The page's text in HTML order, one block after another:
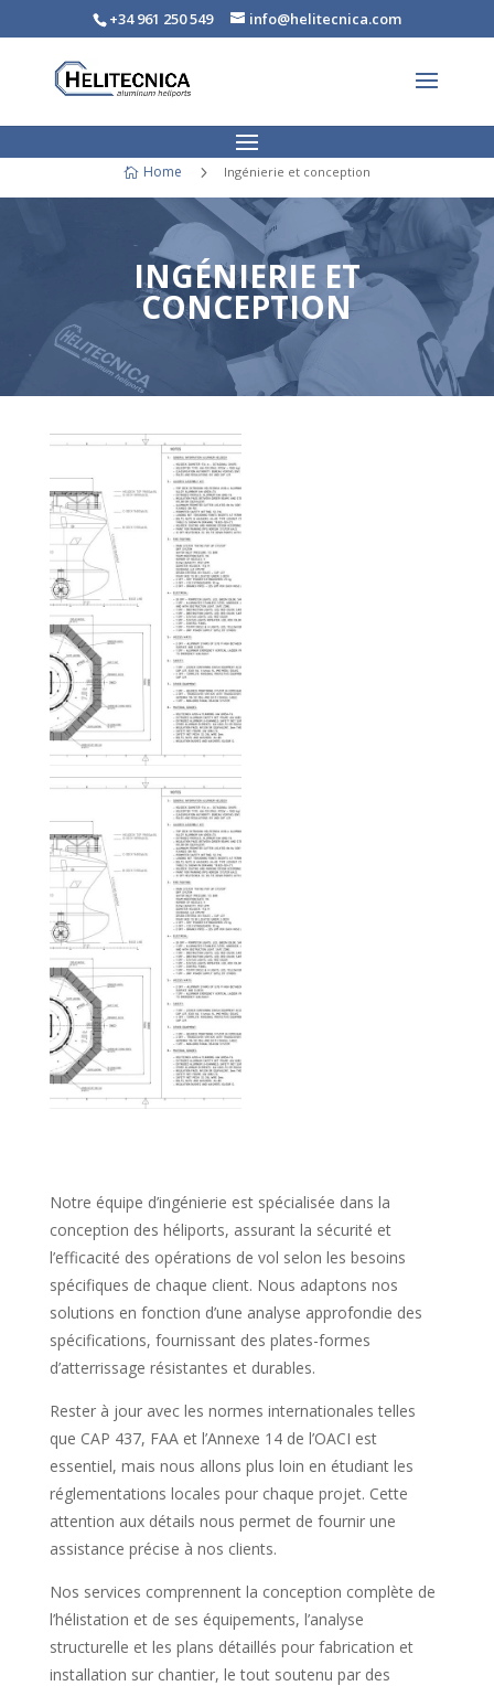
+34 961 250 549 info@helitecnica.com
 Home 5 Ingénierie et conception
INGÉNIERIE ET
CONCEPTION
Notre équipe d’ingénierie est spécialisée dans la
conception des héliports, assurant la sécurité et
l’efficacité des opérations de vol selon les besoins
spécifiques de chaque client. Nous adaptons nos
solutions en fonction d’une analyse approfondie des
spécifications, fournissant des plates-formes
d’atterrissage résistantes et durables.
Rester à jour avec les normes internationales telles
que CAP 437, FAA et l’Annexe 14 de l’OACI est
essentiel, mais nous allons plus loin en étudiant les
réglementations locales pour chaque projet. Cette
attention aux détails nous permet de fournir une
assistance précise à nos clients.
Nos services comprennent la conception complète de
l’hélistation et de ses équipements, l’analyse
structurelle et les plans détaillés pour fabrication et
installation sur chantier, le tout soutenu par des